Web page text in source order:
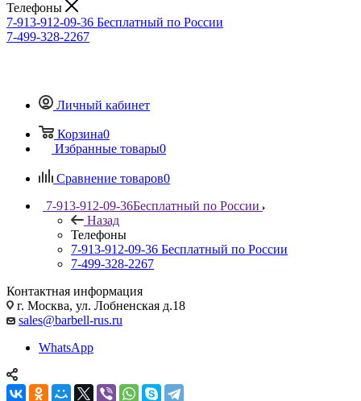
Телефоны
7-913-912-09-36 Бесплатный по России
7-499-328-2267
Личный кабинет
Корзина0
Избранные товары0
Сравнение товаров0
7-913-912-09-36Бесплатный по России
Назад
Телефоны
7-913-912-09-36 Бесплатный по России
7-499-328-2267
Контактная информация
г. Москва, ул. Лобненская д.18
sales@barbell-rus.ru
WhatsApp